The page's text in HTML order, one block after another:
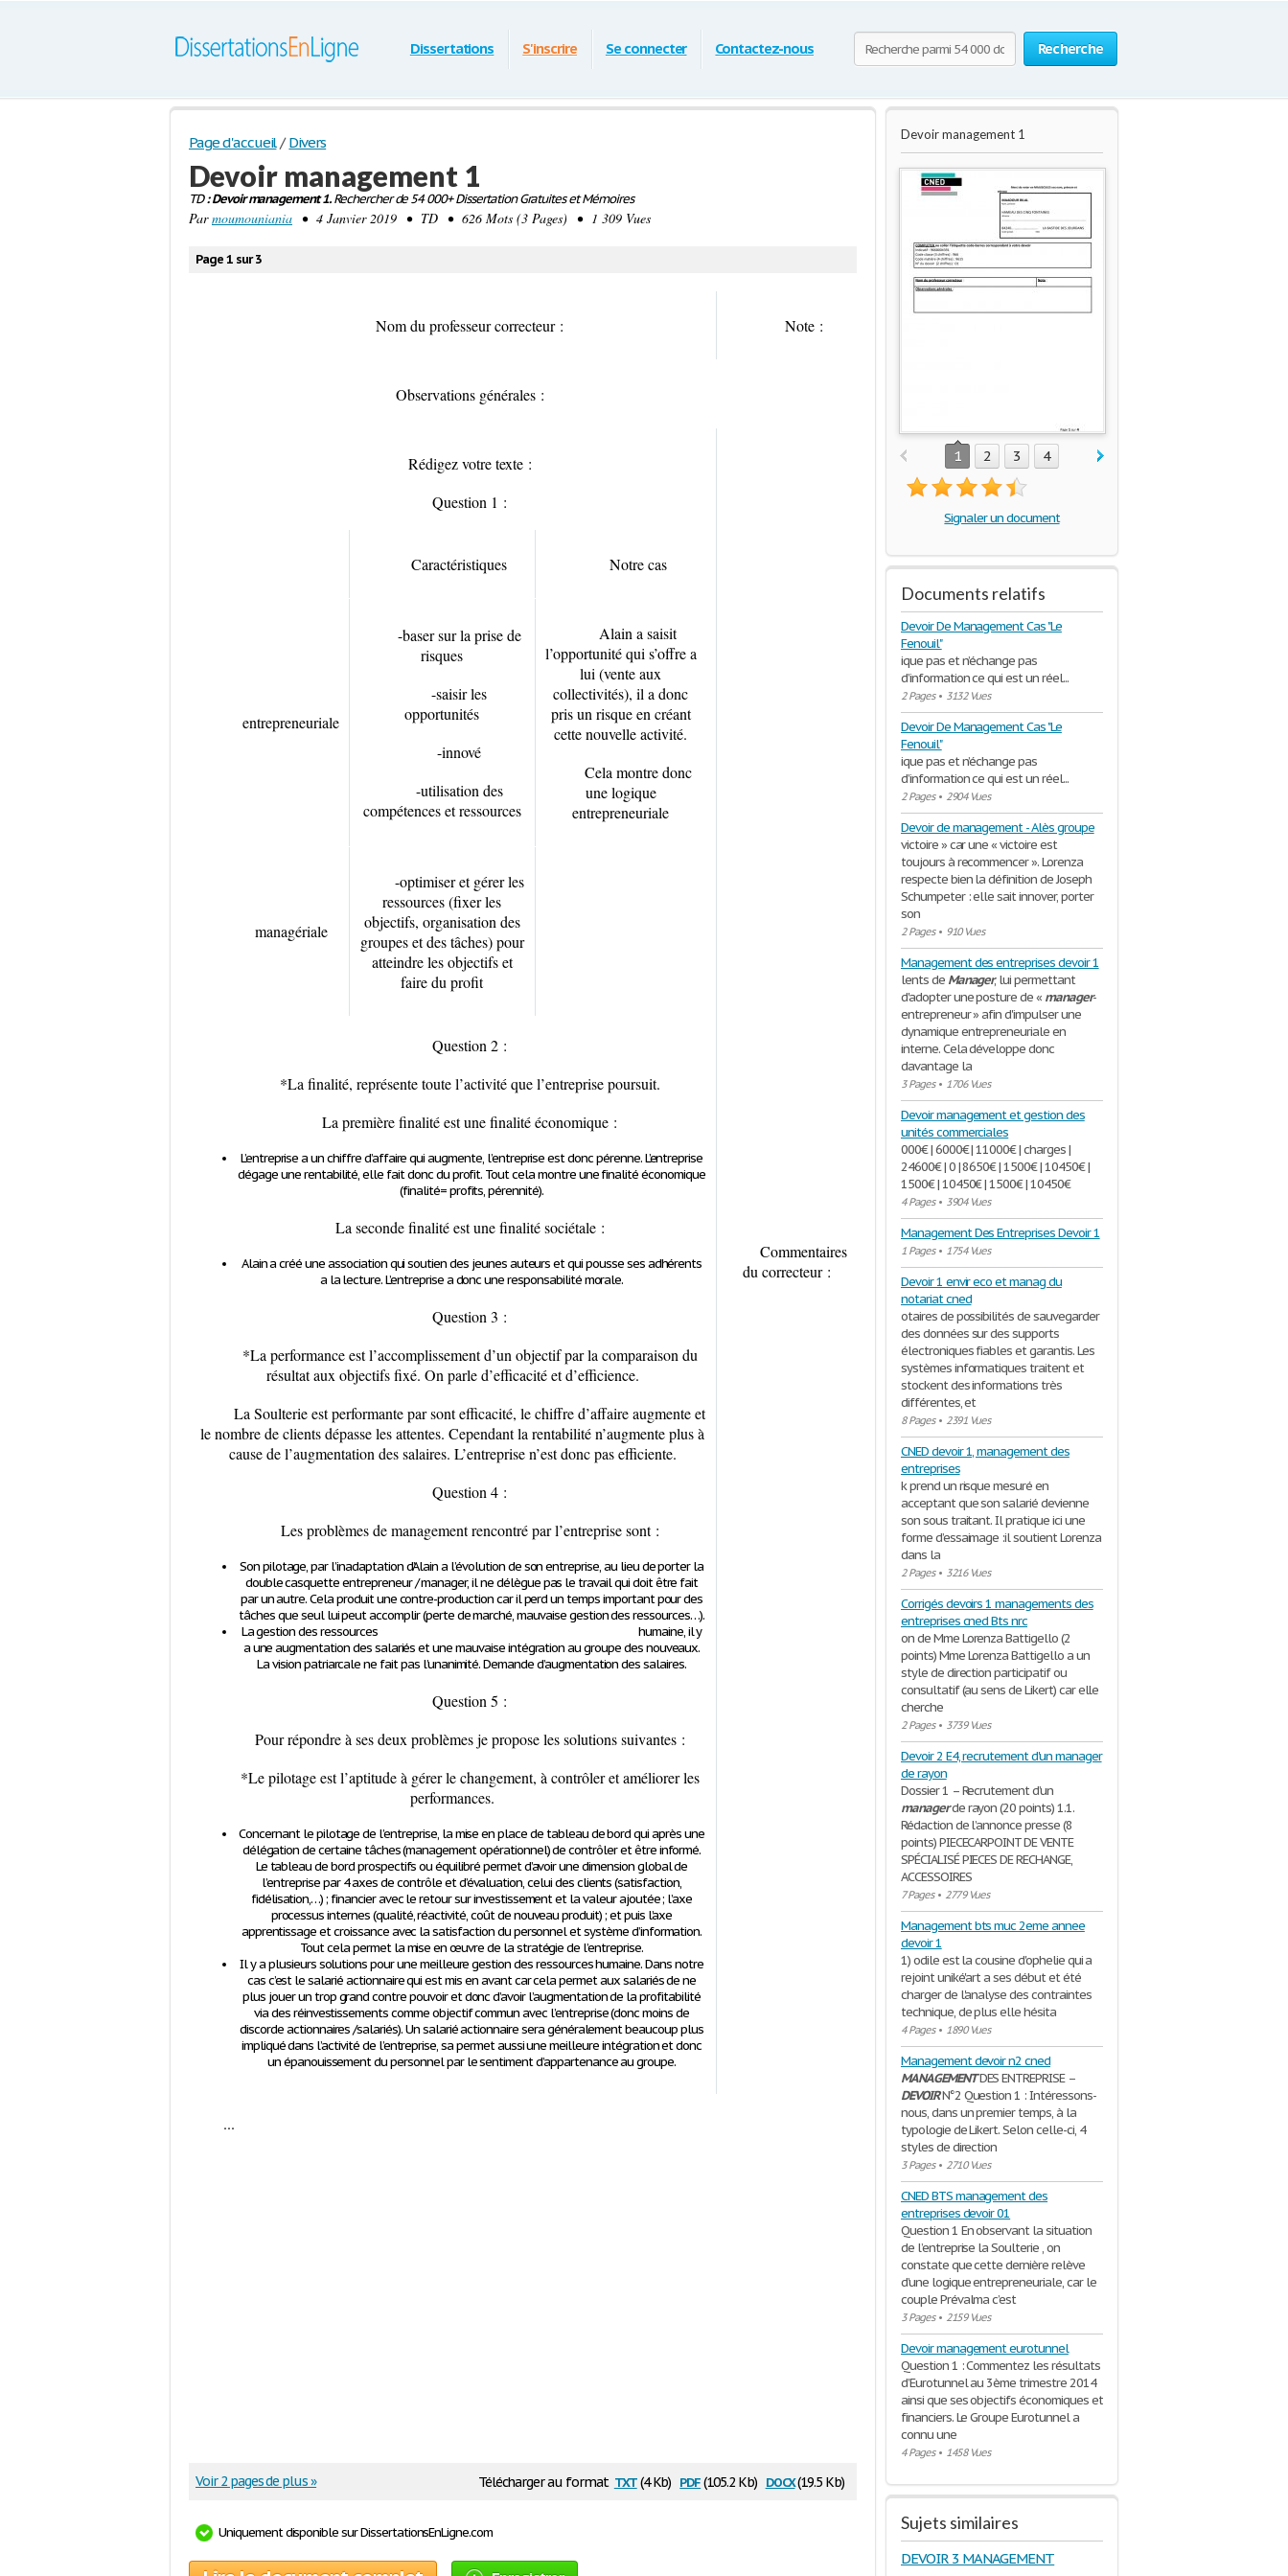
Recherche
Dissertations S'inscrire Se connecter Contactez-nous
Page d'accueil / Divers
Devoir management 1
TD: Devoir management 1.Rechercher de 54 000+ Dissertation Gratuites et Mémoires
Parmoumouniania • 4 Janvier 2019 • TD • 626 Mots (3 Pages) • 1 309 Vues
Page 1 sur 3
Nom du professeur correcteur: Note:
Observations générales :
Rédigez votre texte:
Question 1 :
Caractéristiques Notre cas
entrepreneuriale
-baser sur la prise de
risques
-saisir les
opportunités
-innové
-utilisation des
compétences et ressources
Alain a saisit
l’opportunité qui s’offre a
lui (vente aux
collectivités), il a donc
pris un risque en créant
cette nouvelle activité.
Cela montre donc
une logique
entrepreneuriale
managériale
-optimiser et gérer les
ressources (fixer les
objectifs, organisation des
groupes et des tâches) pour
atteindre les objectifs et
faire du profit
Question 2 :
*La finalité, représente toute l’activité que l’entreprise poursuit.
La première finalité est une finalité économique :
L’entreprise a un chiffre d’affaire qui augmente, l’entreprise est donc pérenne. L’entreprise
dégage une rentabilité, elle fait donc du profit. Tout cela montre une finalité économique
(finalité= profits, pérennité).
La seconde finalité est une finalité sociétale :
Alain a créé une association qui soutien des jeunes auteurs et qui pousse ses adhérents
a la lecture. L’entreprise a donc une responsabilité morale.
Question 3 :
*La performance est l’accomplissement d’un objectif par la comparaison du
résultat aux objectifs fixé. On parle d’efficacité et d’efficience.
La Soulterie est performante par sont efficacité, le chiffre d’affaire augmente et
le nombre de clients dépasse les attentes. Cependant la rentabilité n’augmente plus à
cause de l’augmentation des salaires. L’entreprise n’est donc pas efficiente.
Question 4 :
Les problèmes de management rencontré par l’entreprise sont :
Son pilotage, par l’inadaptation d’Alain a l’évolution de son entreprise, au lieu de porter la
double casquette entrepreneur / manager, il ne délègue pas le travail qui doit être fait
par un autre. Cela produit une contre-production car il perd un temps important pour des
tâches que seul lui peut accomplir (perte de marché, mauvaise gestion des ressources…).
La gestion des ressources humaine, il y
a une augmentation des salariés et une mauvaise intégration au groupe des nouveaux.
La vision patriarcale ne fait pas l’unanimité. Demande d’augmentation des salaires.
Question 5 :
Pour répondre à ses deux problèmes je propose les solutions suivantes :
*Le pilotage est l’aptitude à gérer le changement, à contrôler et améliorer les
performances.
Concernant le pilotage de l’entreprise, la mise en place de tableau de bord qui après une
délégation de certaine tâches (management opérationnel) de contrôler et être informé.
Le tableau de bord prospectifs ou équilibré permet d’avoir une dimension global de
l’entreprise par 4 axes de contrôle et d’évaluation, celui des clients (satisfaction,
fidélisation,…) ; financier avec le retour sur investissement et la valeur ajoutée ; l’axe
processus internes (qualité, réactivité, coût de nouveau produit) ; et puis l’axe
apprentissage et croissance avec la satisfaction du personnel et système d’information.
Tout cela permet la mise en œuvre de la stratégie de l’entreprise.
Il y a plusieurs solutions pour une meilleure gestion des ressources humaine. Dans notre
cas c’est le salarié actionnaire qui est mis en avant car cela permet aux salariés de ne
plus jouer un trop grand contre pouvoir et donc d’avoir l’augmentation de la profitabilité
via des réinvestissements comme objectif commun avec l’entreprise (donc moins de
discorde actionnaires /salariés). Un salarié actionnaire sera généralement beaucoup plus
impliqué dans l’activité de l’entreprise, sa permet aussi une meilleure intégration et donc
un épanouissement du personnel par le sentiment d’appartenance au groupe.
Commentaires
du correcteur:
...
Télécharger au format txt(4 Kb) pdf(105.2 Kb) docx(19.5 Kb)
Voir 2 pages de plus »
Uniquement disponible sur DissertationsEnLigne.com
Devoir management 1
1 2 3 4
Signaler un document
Documents relatifs
Devoir De Management Cas "Le
Fenouil"
ique pas et n’échange pas
d’information ce qui est un réel...
2 Pages• 3132 Vues
Devoir De Management Cas "Le
Fenouil"
ique pas et n’échange pas
d’information ce qui est un réel...
2 Pages• 2904 Vues
Devoir de management - Alès groupe
victoire » car une « victoire est
toujours à recommencer ». Lorenza
respecte bien la définition de Joseph
Schumpeter : elle sait innover, porter
son
2 Pages• 910 Vues
Management des entreprises devoir 1
lents de Manager, lui permettant
d'adopter une posture de « manager-
entrepreneur » afin d'impulser une
dynamique entrepreneuriale en
interne. Cela développe donc
davantage la
3 Pages• 1706 Vues
Devoir management et gestion des
unités commerciales
000€ | 6000€ | 11000€ | charges |
24600€ | 0 | 8650€ | 1500€ | 10450€ |
1500€ | 10450€ | 1500€ | 10450€
4 Pages• 3904 Vues
Management Des Entreprises Devoir 1
1 Pages• 1754 Vues
Devoir 1 envir eco et manag du
notariat cned
otaires de possibilités de sauvegarder
des données sur des supports
électroniques fiables et garantis. Les
systèmes informatiques traitent et
stockent des informations très
différentes, et
8 Pages• 2391 Vues
CNED devoir 1, management des
entreprises
k prend un risque mesuré en
acceptant que son salarié devienne
son sous traitant. Il pratique ici une
forme d’essaimage :il soutient Lorenza
dans la
2 Pages• 3216 Vues
Corrigés devoirs 1 managements des
entreprises cned Bts nrc
on de Mme Lorenza Battigello (2
points) Mme Lorenza Battigello a un
style de direction participatif ou
consultatif (au sens de Likert) car elle
cherche
2 Pages• 3739 Vues
Devoir 2 E4, recrutement d'un manager
de rayon
Dossier 1 – Recrutement d’un
managerde rayon (20 points) 1.1.
Rédaction de l’annonce presse (8
points) PIECECARPOINT DE VENTE
SPÉCIALISÉ PIECES DE RECHANGE,
ACCESSOIRES
7 Pages• 2779 Vues
Management bts muc 2eme annee
devoir 1
1) odile est la cousine d'ophelie qui a
rejoint uniké'art a ses début et été
charger de l'analyse des contraintes
technique, de plus elle hésita
4 Pages• 1890 Vues
Management devoir n2 cned
MANAGEMENTDES ENTREPRISE –
DEVOIRN°2 Question 1 : Intéressons-
nous, dans un premier temps, à la
typologie de Likert. Selon celle-ci, 4
styles de direction
3 Pages• 2710 Vues
CNED BTS management des
entreprises devoir 01
Question 1 En observant la situation
de l’entreprise la Soulterie , on
constate que cette dernière relève
d’une logique entrepreneuriale, car le
couple Prévalma c’est
3 Pages• 2159 Vues
Devoir management eurotunnel
Question 1 : Commentez les résultats
d’Eurotunnel au 3ème trimestre 2014
ainsi que ses objectifs économiques et
financiers. Le Groupe Eurotunnel a
connu une
4 Pages• 1458 Vues
Sujets similaires
DEVOIR 3 MANAGEMENT